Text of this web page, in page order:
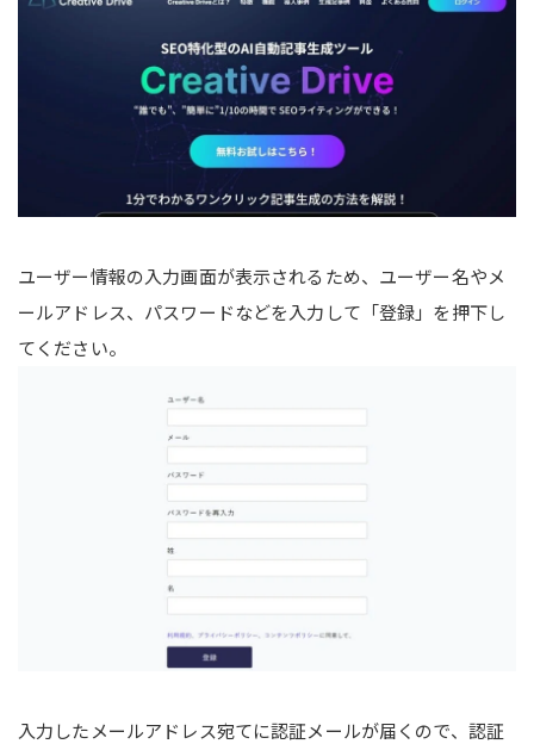
ユーザー情報の入力画面が表示されるため、ユーザー名やメ
ールアドレス、パスワードなどを入力して「登録」を押下し
てください。
入力したメールアドレス宛てに認証メールが届くので、認証